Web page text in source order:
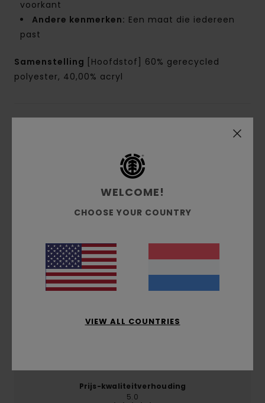
voorkant
Andere kenmerken: Een maat die iedereen
past
Samenstelling
[Hoofdstof] 60% gerecycled
polyester, 40,00% acryl
Reviews van klanten
Gemiddelde score
5.0/5
gebaseerd op1 geverifieerde beoordelingen
Prijs-kwaliteitverhouding
5.0
WELCOME!
CHOOSE YOUR COUNTRY
VIEW ALL COUNTRIES